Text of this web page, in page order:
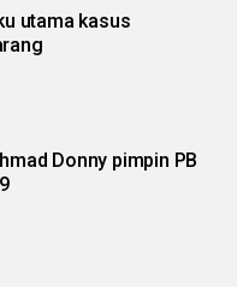
utama kasus
Donny pimpin PB